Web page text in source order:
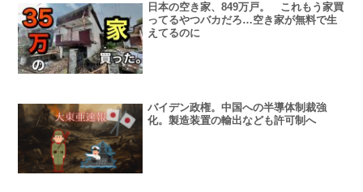
日本の空き家、849万戸。 これもう家買
ってるやつバカだろ…空き家が無料で生
えてるのに
バイデン政権。中国への半導体制裁強
化。製造装置の輸出なども許可制へ